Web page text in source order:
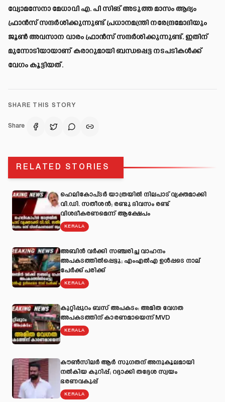
വ്യോമസേനാ മേധാവി എ. പി സിങ് അടുത്ത മാസം ആദ്യം
ഫ്രാൻസ് സന്ദ‍ർശിക്കുന്നുണ്ട് പ്രധാനമന്ത്രി നരേന്ദ്രമോദിയും
ജൂൺ അവസാന വാരം ഫ്രാൻസ് സന്ദ‍‍ർശിക്കുന്നുണ്ട്. ഇതിന്
മുന്നോടിയായാണ് കരാറുമായി ബന്ധപ്പെട്ട നടപടികൾക്ക്
വേഗം കൂട്ടിയത്.
SHARE THIS STORY
Share
RELATED STORIES
ഹെലികോപ്ടർ യാത്രയിൽ നിലപാട് വ്യക്തമാക്കി
വി.ഡി. സതീശൻ; രണ്ടു ദിവസം രണ്ട്
വിശദീകരണമെന്ന് ആക്ഷേപം
KERALA
അബിന്‍ വര്‍ക്കി സഞ്ചരിച്ച വാഹനം
അപകടത്തില്‍പ്പെട്ടു; എംഎല്‍എ ഉള്‍പ്പടെ നാല്
പേര്‍ക്ക് പരിക്ക്
KERALA
കുറ്റിപ്പുറം ബസ് അപകടം: അമിത വേഗത
അപകടത്തിന് കാരണമായെന്ന് MVD
KERALA
കൗൺസിലർ ആർ സുഗതന് അനുകൂലമായി
നല്‍കിയ കുറിപ്പ്; റദ്ദാക്കി തദ്ദേശ സ്വയം
ഭരണവകുപ്പ്
KERALA